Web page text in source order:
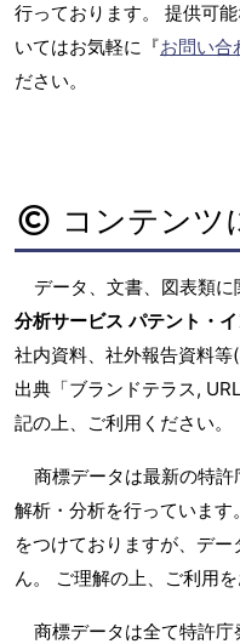
行っております。 提供可
いてはお気軽に『お問い合
ださい。
コンテンツ
データ、文書、図表類
分析サービス パテント・
社内資料、社外報告資料
出典「ブランドテラス,
記の上、ご利用ください。
商標データは最新の特許
解析・分析を行っていま
をつけておりますが、デ
ん。 ご理解の上、ご利用を
商標データは全て特許庁